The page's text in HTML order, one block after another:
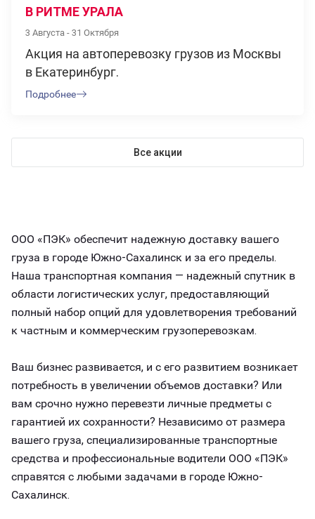
В РИТМЕ УРАЛА
3 Августа - 31 Октября
Акция на автоперевозку грузов из Москвы
в Екатеринбург.
Подробнее
Все акции
ООО «ПЭК» обеспечит надежную доставку вашего
груза в городе Южно-Сахалинск и за его пределы.
Наша транспортная компания — надежный спутник в
области логистических услуг, предоставляющий
полный набор опций для удовлетворения требований
к частным и коммерческим грузоперевозкам.
Ваш бизнес развивается, и с его развитием возникает
потребность в увеличении объемов доставки? Или
вам срочно нужно перевезти личные предметы с
гарантией их сохранности? Независимо от размера
вашего груза, специализированные транспортные
средства и профессиональные водители ООО «ПЭК»
справятся с любыми задачами в городе Южно-
Сахалинск.